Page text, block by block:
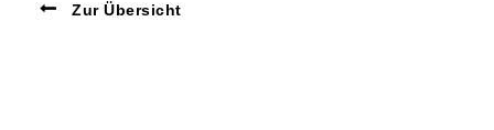
Zur Übersicht